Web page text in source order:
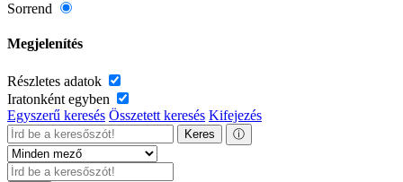
Sorrend
Megjelenítés
Részletes adatok
Iratonként egyben
Egyszerű keresés Összetett keresés Kifejezés
Keres ⓘ